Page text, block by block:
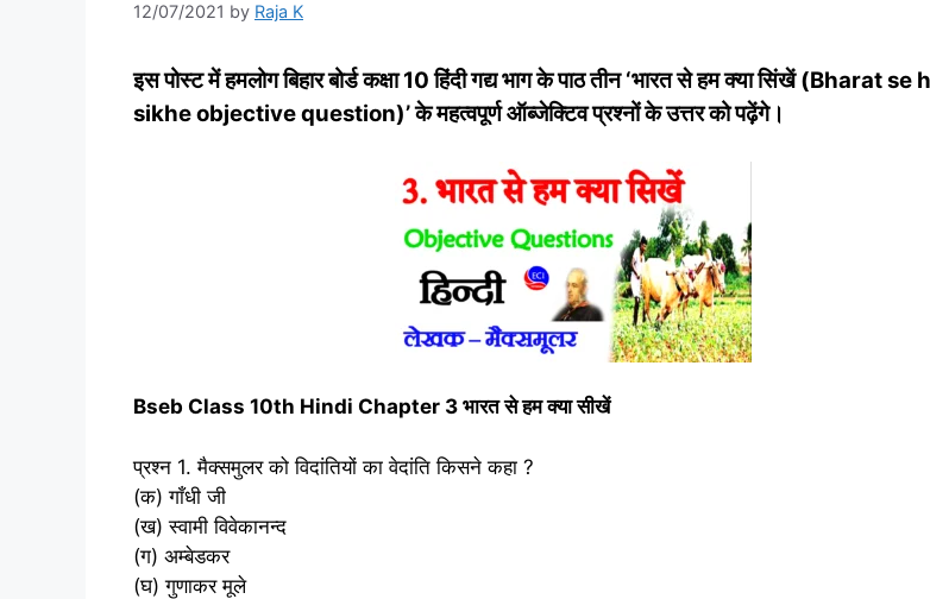
12/07/2021 by Raja K
इस पोस्‍ट में हमलोग बिहार बोर्ड कक्षा 10 हिंदी गद्य भाग के पाठ तीन ‘भारत से हम क्‍या सिंखें (Bharat
sikhe objective question)’ के महत्‍वपूर्ण ऑब्‍जेक्टिव प्रश्‍नों के उत्तर को पढ़ेंगे।
Bseb Class 10th Hindi Chapter 3 भारत से हम क्‍या सीखें
प्रश्न 1. मैक्‍समुलर को विदांतियों का वेदांति किसने कहा ?
(क) गाँधी जी
(ख) स्‍वामी विवेकानन्‍द
(ग) अम्‍बेडकर
(घ) गुणाकर मूले